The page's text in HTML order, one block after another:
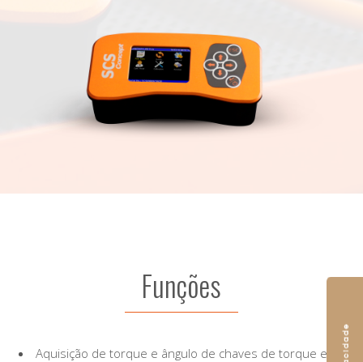
Funções
Aquisição de torque e ângulo de chaves de torque e